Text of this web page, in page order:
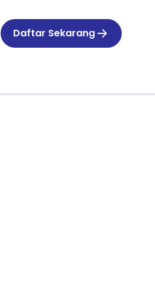
Daftar Sekarang